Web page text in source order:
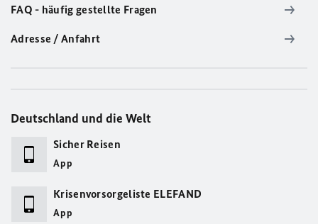
FAQ - häufig gestellte Fragen
Adresse / Anfahrt
Deutschland und die Welt
Sicher Reisen
App
Krisenvorsorgeliste ELEFAND
App